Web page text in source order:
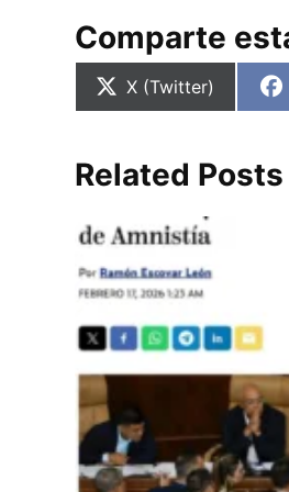
Comparte
Compartir
X (Twitter)
Related Posts